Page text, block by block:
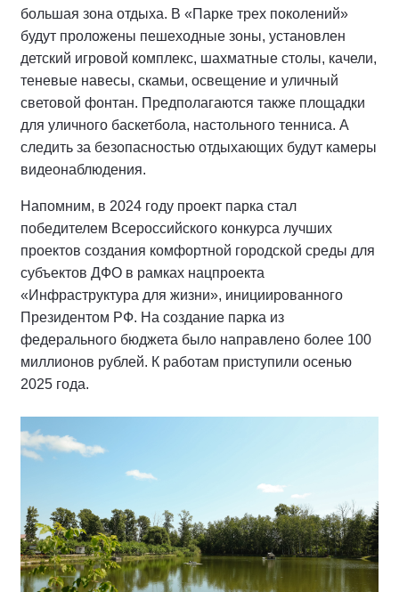
большая зона отдыха. В «Парке трех поколений»
будут проложены пешеходные зоны, установлен
детский игровой комплекс, шахматные столы, качели,
теневые навесы, скамьи, освещение и уличный
световой фонтан. Предполагаются также площадки
для уличного баскетбола, настольного тенниса. А
следить за безопасностью отдыхающих будут камеры
видеонаблюдения.
Напомним, в 2024 году проект парка стал
победителем Всероссийского конкурса лучших
проектов создания комфортной городской среды для
субъектов ДФО в рамках нацпроекта
«Инфраструктура для жизни», инициированного
Президентом РФ. На создание парка из
федерального бюджета было направлено более 100
миллионов рублей. К работам приступили осенью
2025 года.